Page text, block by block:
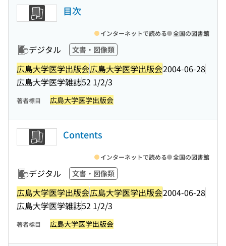
目次
デジタル 文書・図像類
広島大学医学出版会広島大学医学出版会2004-06-28
広島大学医学雑誌52 1/2/3
インターネットで読める 全国の図書館
著者標目 広島大学医学出版会
Contents
デジタル 文書・図像類
広島大学医学出版会広島大学医学出版会2004-06-28
広島大学医学雑誌52 1/2/3
インターネットで読める 全国の図書館
著者標目 広島大学医学出版会